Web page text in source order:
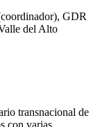
GDR
del Alto
transnacional de